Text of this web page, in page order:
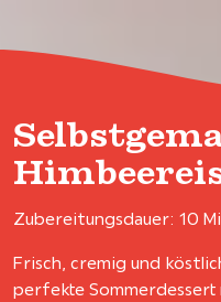
Zubereitungsdauer: 10
Frisch, cremig und
perfekte